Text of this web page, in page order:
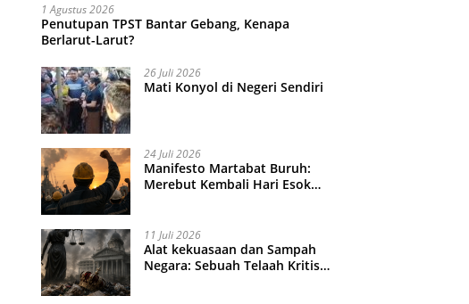
1 Agustus 2026
Penutupan TPST Bantar Gebang, Kenapa
Berlarut-Larut?
26 Juli 2026
Mati Konyol di Negeri Sendiri
24 Juli 2026
Manifesto Martabat Buruh:
Merebut Kembali Hari Esok
11 Juli 2026
Alat kekuasaan dan Sampah
Negara: Sebuah Telaah Kritis